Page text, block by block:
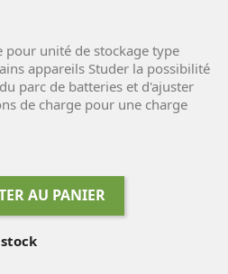
pour unité de stockage type
appareils Studer la possibilité
parc de batteries et d'ajuster
de charge pour une charge
AU PANIER